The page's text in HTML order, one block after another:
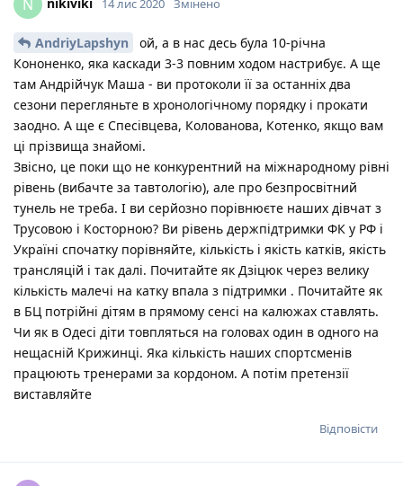
N 14 лис 2020 Змінено
AndriyLapshyn
ой, а в нас десь була 10-річна
Кононенко, яка каскади 3-3 повним ходом настрибує. А ще
там Андрійчук Маша - ви протоколи її за останніх два
сезони перегляньте в хронологічному порядку і прокати
заодно. А ще є Спесівцева, Колованова, Котенко, якщо вам
ці прізвища знайомі.
Звісно, це поки що не конкурентний на міжнародному рівні
рівень (вибачте за тавтологію), але про безпросвітний
тунель не треба. І ви серйозно порівнюєте наших дівчат з
Трусовою і Косторною? Ви рівень держпідтримки ФК у РФ і
Україні спочатку порівняйте, кількість і якість катків, якість
трансляцій і так далі. Почитайте як Дзіцюк через велику
кількість малечі на катку впала з підтримки . Почитайте як
в БЦ потрійні дітям в прямому сенсі на калюжах ставлять.
Чи як в Одесі діти товпляться на головах один в одного на
нещасній Крижинці. Яка кількість наших спортсменів
працюють тренерами за кордоном. А потім претензії
виставляйте
Відповісти